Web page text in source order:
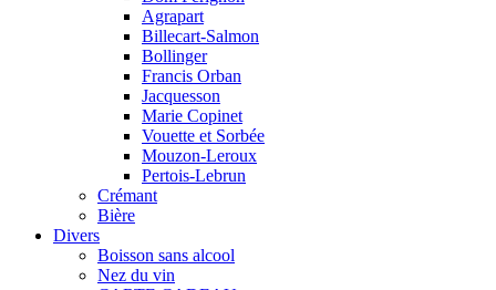
Agrapart
Billecart-Salmon
Bollinger
Francis Orban
Jacquesson
Marie Copinet
Vouette et Sorbée
Mouzon-Leroux
Pertois-Lebrun
Crémant
Bière
Divers
Boisson sans alcool
Nez du vin